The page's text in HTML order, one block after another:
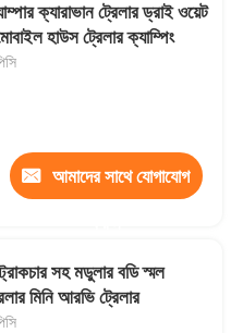
ক্যারাভান ট্রেলার ড্রাই ওয়েট
হাউস ট্রেলার ক্যাম্পিং
আমাদের সাথে যোগাযোগ
সহ মডুলার বডি স্মল
মিনি আরভি ট্রেলার